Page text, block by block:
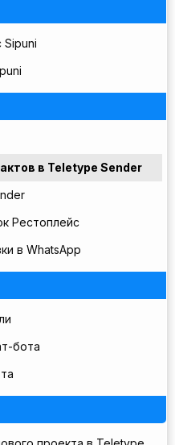
Sipuni
в Teletype Sender
Рестоплейс
в WhatsApp
бота